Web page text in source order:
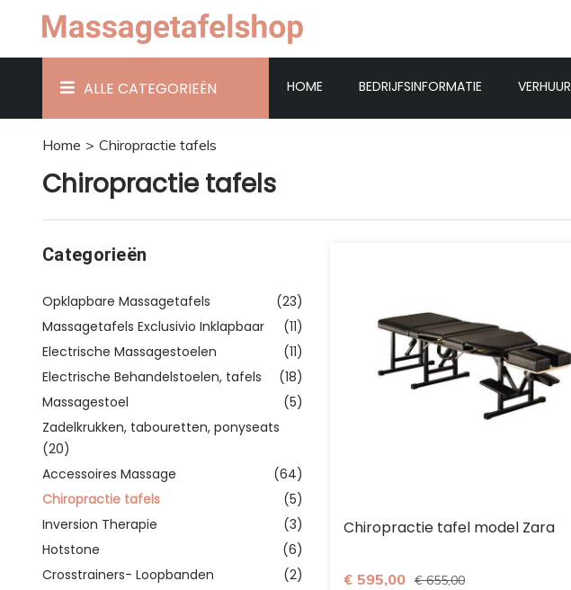
ALLE CATEGORIEËN HOME BEDRIJFSINFORMATIE VERHUUR
Home Chiropractie tafels
Chiropractie tafels
Categorieën
Opklapbare Massagetafels
(23)
Massagetafels Exclusivio Inklapbaar
(11)
Electrische Massagestoelen
(11)
Electrische Behandelstoelen, tafels
(18)
Massagestoel
(5)
Zadelkrukken, tabouretten, ponyseats
(20)
Accessoires Massage
(64)
Chiropractie tafels
(5)
Inversion Therapie
(3)
Hotstone
(6)
Crosstrainers- Loopbanden
(2)
Chiropractie tafel model Zara
€ 595,00 € 655,00